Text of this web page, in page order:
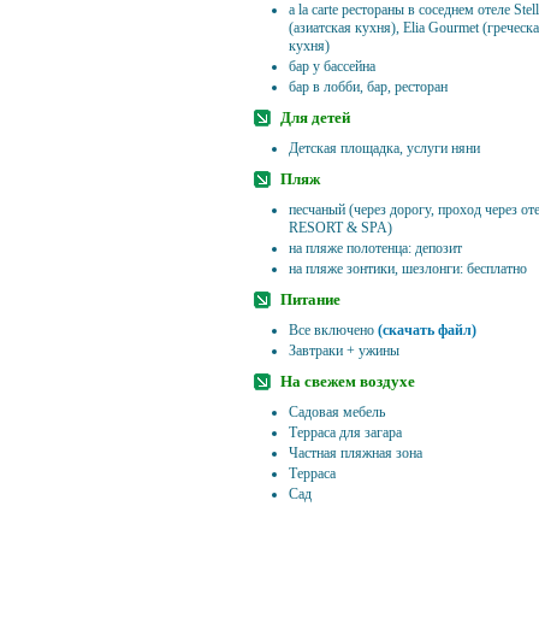
a la carte рестораны в соседнем отеле
(азиатская кухня), Elia Gourmet
кухня)
бар у бассейна
бар в лобби, бар, ресторан
Для детей
Детская площадка, услуги няни
Пляж
песчаный (через дорогу, проход через
RESORT & SPA)
на пляже полотенца: депозит
на пляже зонтики, шезлонги: бесплатно
Питание
Все включено (скачать файл)
Завтраки + ужины
На свежем воздухе
Садовая мебель
Терраса для загара
Частная пляжная зона
Терраса
Сад